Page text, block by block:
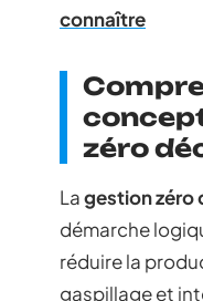
connaître
zéro
Lagestion zéro
démarche
réduire la
gaspillage et